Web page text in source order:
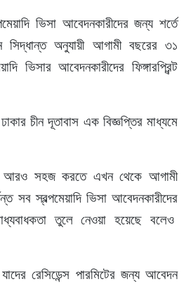
ভিসা আবেদনকারীদের জন্য শর্তে
সিদ্ধান্ত অনুযায়ী আগামী বছরের ৩১
ভিসার আবেদনকারীদের ফিঙ্গারপ্রিন্ট
ঢাকার চীন দূতাবাস এক বিজ্ঞপ্তির মাধ্যমে
আরও সহজ করতে এখন থেকে আগামী
সব স্বল্পমেয়াদি ভিসা আবেদনকারীদের
তুলে নেওয়া হয়েছে বলেও
যাদের রেসিডেন্স পারমিটের জন্য আবেদন